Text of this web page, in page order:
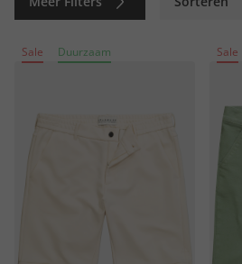
Sale Duurzaam Sale